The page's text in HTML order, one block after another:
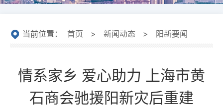
当前位置： 首页 > 新闻动态 > 阳新要闻
情系家乡 爱心助力 上海市黄
石商会驰援阳新灾后重建